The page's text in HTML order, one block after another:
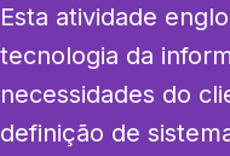
Esta atividade
tecnologia da
necessidades do
definição de